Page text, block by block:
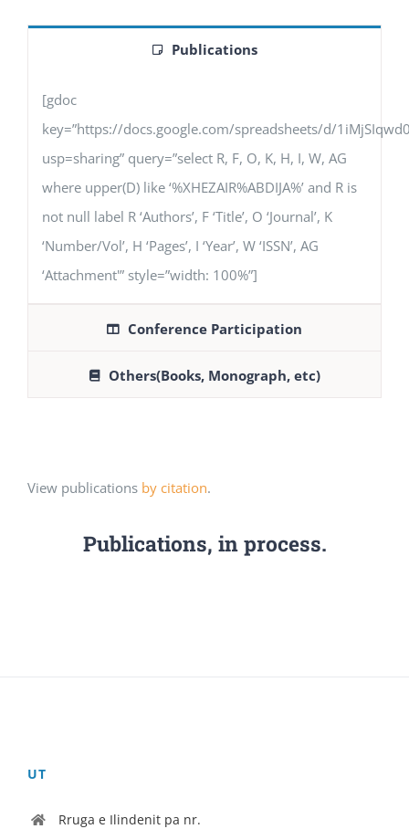
Publications
[gdoc
key=”https://docs.google.com/spreadsheets/d/
usp=sharing” query=”select R, F, O, K, H, I, W, AG
where upper(D) like ‘%XHEZAIR%ABDIJA%’ and R is
not null label R ‘Authors’, F ‘Title’, O ‘Journal’, K
‘Number/Vol’, H ‘Pages’, I ‘Year’, W ‘ISSN’, AG
‘Attachment'” style=”width: 100%”]
Conference Participation
Others(Books, Monograph, etc)
View publications by citation.
Publications, in process.
UT
Rruga e Ilindenit pa nr.